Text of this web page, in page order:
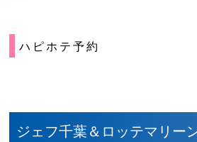
ハピホテ予約
ジェフ千葉＆ロッテマリー